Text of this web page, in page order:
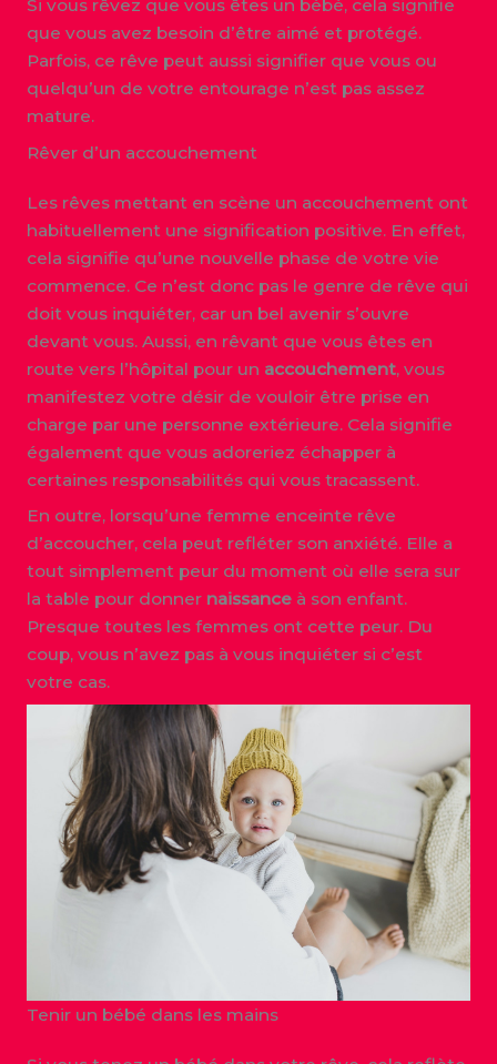
Si vous rêvez que vous êtes un bébé, cela signifie
que vous avez besoin d’être aimé et protégé.
Parfois, ce rêve peut aussi signifier que vous ou
quelqu’un de votre entourage n’est pas assez
mature.
Rêver d’un accouchement
Les rêves mettant en scène un accouchement ont
habituellement une signification positive. En effet,
cela signifie qu’une nouvelle phase de votre vie
commence. Ce n’est donc pas le genre de rêve qui
doit vous inquiéter, car un bel avenir s’ouvre
devant vous. Aussi, en rêvant que vous êtes en
route vers l’hôpital pour un accouchement, vous
manifestez votre désir de vouloir être prise en
charge par une personne extérieure. Cela signifie
également que vous adoreriez échapper à
certaines responsabilités qui vous tracassent.
En outre, lorsqu’une femme enceinte rêve
d’accoucher, cela peut refléter son anxiété. Elle a
tout simplement peur du moment où elle sera sur
la table pour donner naissanceà son enfant.
Presque toutes les femmes ont cette peur. Du
coup, vous n’avez pas à vous inquiéter si c’est
votre cas.
Tenir un bébé dans les mains